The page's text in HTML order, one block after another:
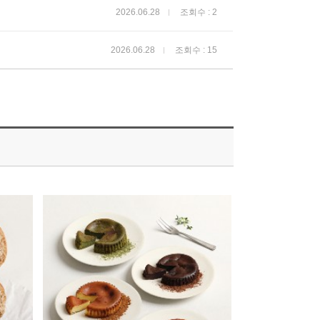
2026.06.28 조회수 : 2
2026.06.28 조회수 : 15